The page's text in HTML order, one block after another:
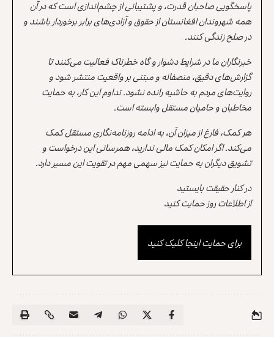
پاسخگویی صاحبان قدرت، و پشتیبانی از چشم‌اندازی است که در آن
همه شهروندان افغانستان از حقوق و آزادی‌های برابر برخوردار باشند و
در صلح زندگی کنند.
خبرنگاران ما در شرایط دشوار و گاه خطرناک فعالیت می‌کنند تا
گزارش‌های دقیق، منصفانه و مبتنی بر واقعیت منتشر شود و
روایت‌های مردم به حاشیه رانده نشود. تداوم این کار، به حمایت
مخاطبان و حامیان مستقل وابسته است.
هر کمک، فارغ از میزان آن، به ادامه روزنامه‌نگاری مستقل کمک
می‌کند. اگر امکان کمک مالی ندارید، همرسانی این درخواست و
تشویق دیگران به حمایت نیز سهمی مهم در تقویت این مسیر دارد.
در کنار حقیقت بایستید
از اطلاعات روز حمایت کنید
برای حمایت اینجا کلیک کنید